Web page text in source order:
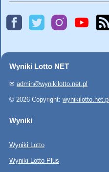
Wyniki Lotto NET
✉ admin@wynikilotto.net.pl
© 2026 Copyright: wynikilotto.net.pl
Wyniki
Wyniki Lotto
Wyniki Lotto Plus